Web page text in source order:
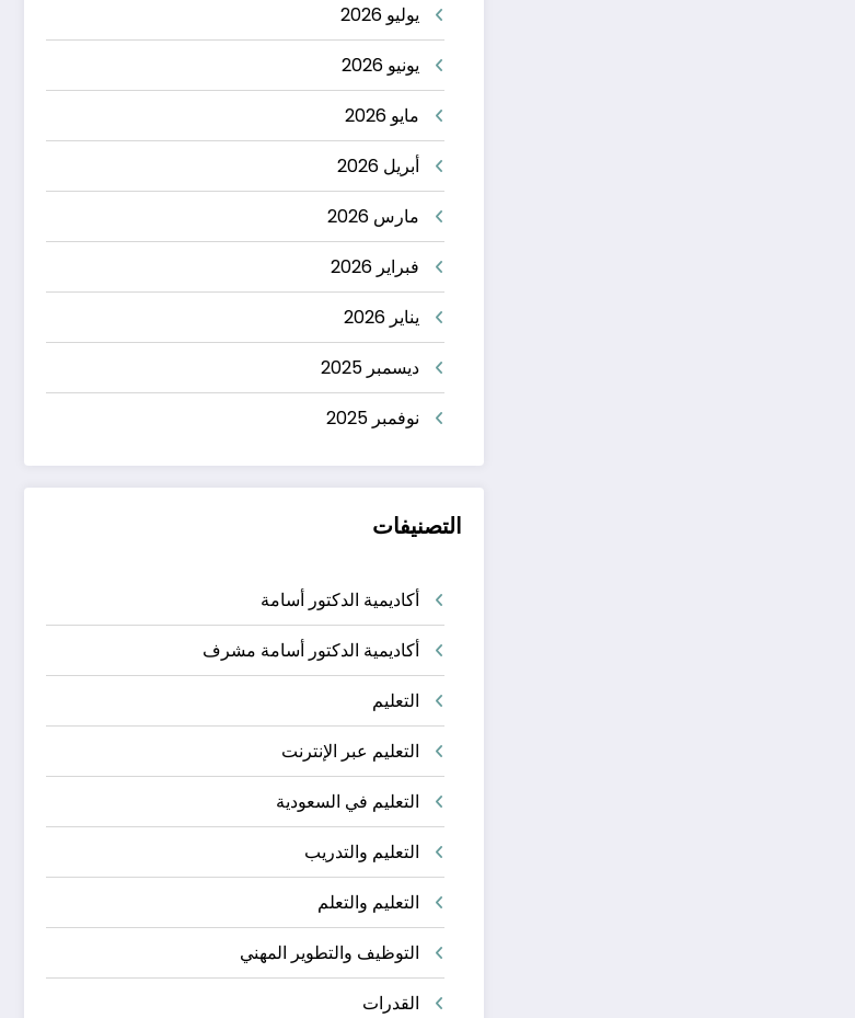
يوليو 2026
يونيو 2026
مايو 2026
أبريل 2026
مارس 2026
فبراير 2026
يناير 2026
ديسمبر 2025
نوفمبر 2025
التصنيفات
أكاديمية الدكتور أسامة
أكاديمية الدكتور أسامة مشرف
التعليم
التعليم عبر الإنترنت
التعليم في السعودية
التعليم والتدريب
التعليم والتعلم
التوظيف والتطوير المهني
القدرات